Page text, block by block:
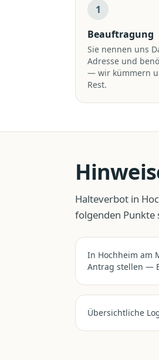
1
Beauftragung
Sie nennen uns
Adresse und
— wir kümmern
Rest.
Halteverbot in
folgenden Punkte
In Hochheim am
Antrag stellen —
Übersichtliche